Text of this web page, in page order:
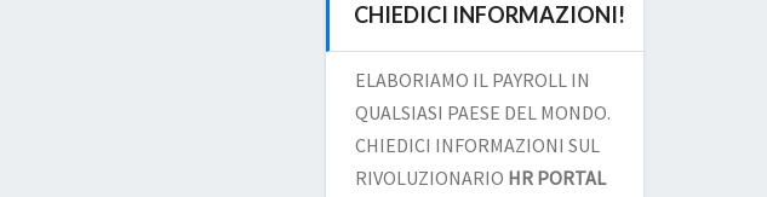
CHIEDICI INFORMAZIONI!
ELABORIAMO IL PAYROLL IN
QUALSIASI PAESE DEL MONDO.
CHIEDICI INFORMAZIONI SUL
RIVOLUZIONARIO HR PORTAL